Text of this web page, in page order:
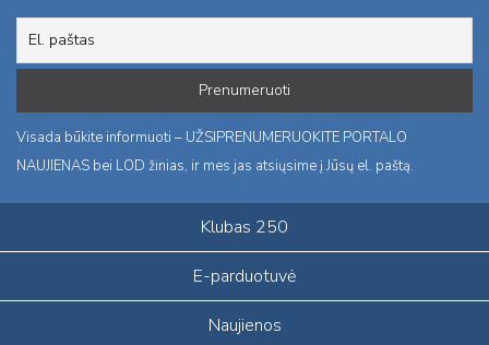
Visada būkite informuoti – UŽSIPRENUMERUOKITE PORTALO
NAUJIENAS bei LOD žinias, ir mes jas atsiųsime į Jūsų el. paštą.
Klubas 250
E-parduotuvė
Naujienos